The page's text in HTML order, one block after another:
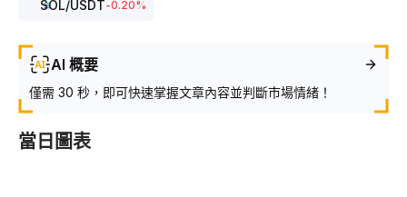
SOL/USDT-0.20%
AI 概要
僅需 30 秒，即可快速掌握文章內容並判斷市場情緒！
當日圖表